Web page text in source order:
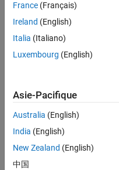
de
la
FR-
Résumé
du
poste
Are you
France (Français)
Ireland (English)
Italia (Italiano)
Luxembourg (English)
Asie-Pacifique
Australia (English)
India (English)
New Zealand (English)
中国